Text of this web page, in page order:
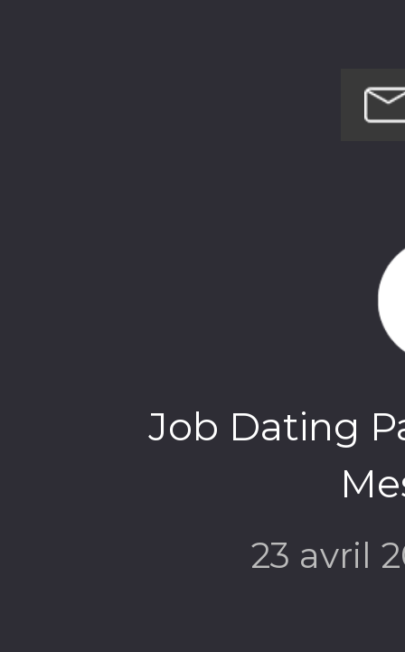
Job Dating
23 avril